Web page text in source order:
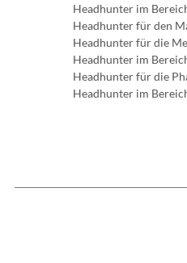
Headhunter im
Headhunter für den
Headhunter für die
Headhunter im
Headhunter für die
Headhunter im